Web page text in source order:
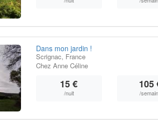
Dans mon jardin !
Scrignac, France
Chez Anne Céline
15 €
/nuit
105
/